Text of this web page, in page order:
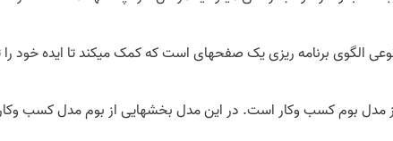
الگوی برنامه ریزی یک صفحه­ای است که کمک می­کند تا ایده خود
از مدل بوم کسب وکار است. در این مدل بخش­هایی از بوم مدل کسب